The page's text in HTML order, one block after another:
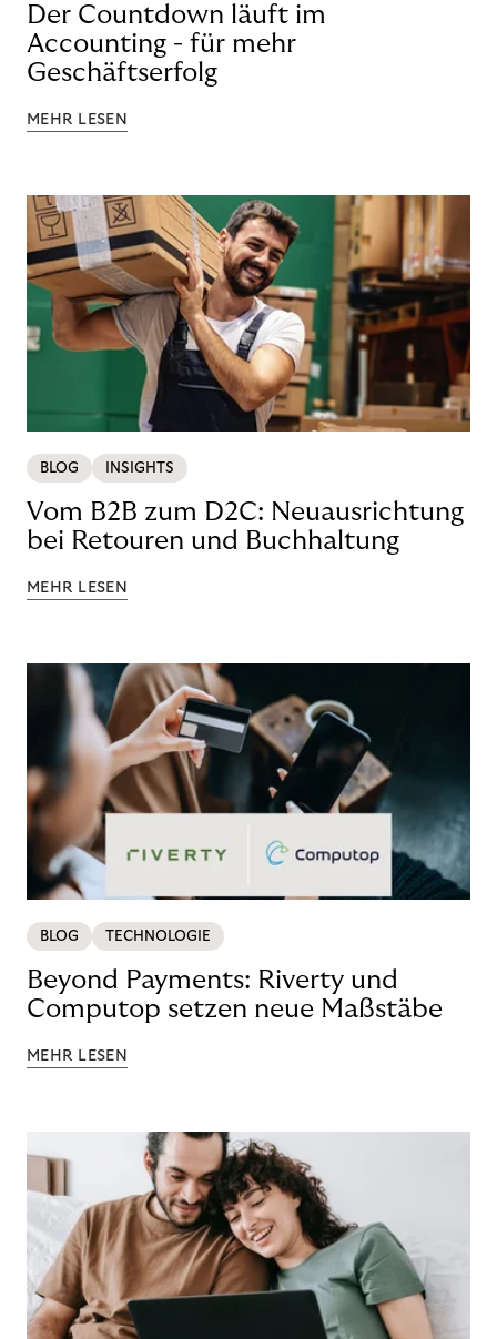
Der Countdown läuft im
Accounting - für mehr
Geschäftserfolg
MEHR LESEN
BLOG INSIGHTS
Vom B2B zum D2C: Neuausrichtung
bei Retouren und Buchhaltung
MEHR LESEN
BLOG TECHNOLOGIE
Beyond Payments: Riverty und
Computop setzen neue Maßstäbe
MEHR LESEN